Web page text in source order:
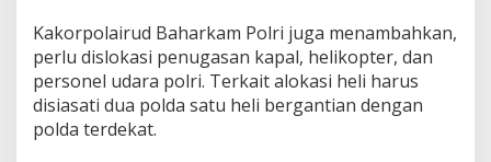
Kakorpolairud Baharkam Polri juga menambahkan,
perlu dislokasi penugasan kapal, helikopter, dan
personel udara polri. Terkait alokasi heli harus
disiasati dua polda satu heli bergantian dengan
polda terdekat.